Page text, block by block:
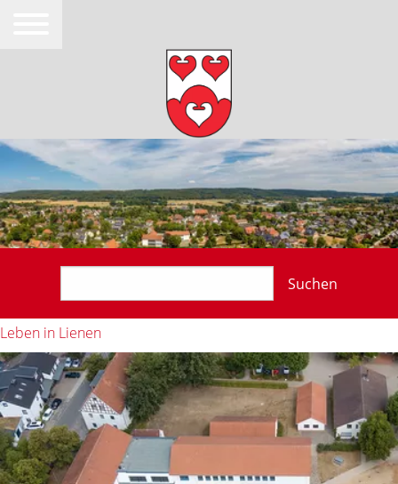
Suchen
Leben in Lienen